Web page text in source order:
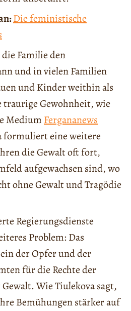
Die feministische
Familie den
und in vielen Familien
und Kinder weithin als
traurige Gewohnheit, wie
Medium Fergananews
formuliert eine weitere
die Gewalt oft fort,
aufgewachsen sind, wo
ohne Gewalt und Tragödie
Regierungsdienste
Problem: Das
der Opfer und der
für die Rechte der
Wie Tiulekova sagt,
Bemühungen stärker auf